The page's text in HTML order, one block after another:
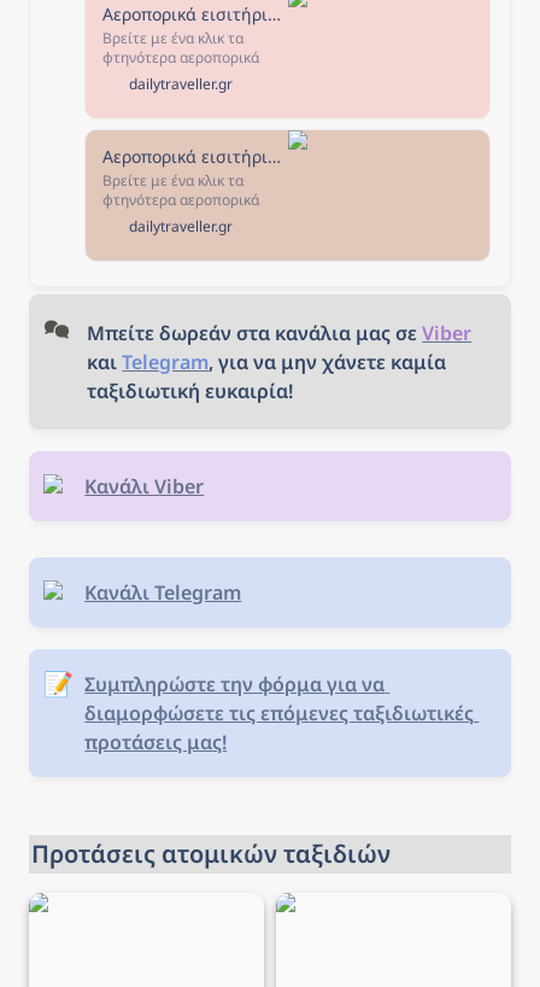
Αεροπορικά εισιτήρια από Αθήνα - The Daily Traveller
Βρείτε με ένα κλικ τα
φτηνότερα αεροπορικά
εισιτήρια από Αθήνα για
τους αγαπημένους σας
προορισμούς! Επιλέξτε τον
προορισμό που σας
ενδιαφέρει, κλείστε τα
εισιτήριά σας και... καλό
ταξίδι!
dailytraveller.gr
Αεροπορικά εισιτήρια από Θεσσαλονίκη - The Daily Traveller
Βρείτε με ένα κλικ τα
φτηνότερα αεροπορικά
εισιτήρια από Θεσσαλονίκη
για τους αγαπημένους σας
προορισμούς! Επιλέξτε τον
ταξίδι!
dailytraveller.gr
Μπείτε δωρεάν στα κανάλια μας σε Viber
και Telegram, για να μην χάνετε καμία
ταξιδιωτική ευκαιρία!
Κανάλι Viber
Κανάλι Telegram
📝 Συμπληρώστε την φόρμα για να
διαμορφώσετε τις επόμενες ταξιδιωτικές
προτάσεις μας!
Προτάσεις ατομικών ταξιδιών
Ταξίδι στη Λυών → 5
Ταξίδι στο Βουκουρέστι